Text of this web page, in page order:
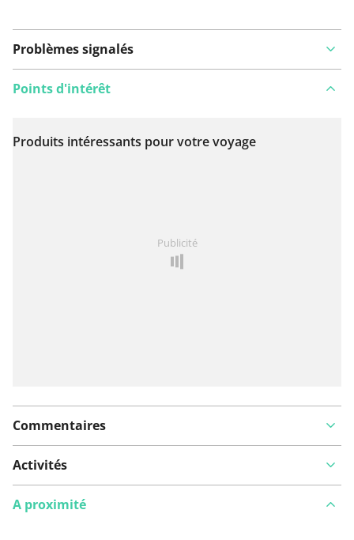
Problèmes signalés
Voir sur la carte
Points d'intérêt
Produits intéressants pour votre voyage
Publicité
Commentaires
Activités
A proximité